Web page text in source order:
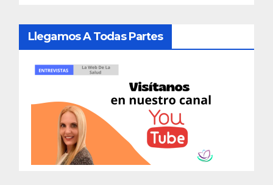
Llegamos A Todas Partes